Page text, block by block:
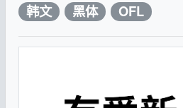
韩文
黑体 OFL